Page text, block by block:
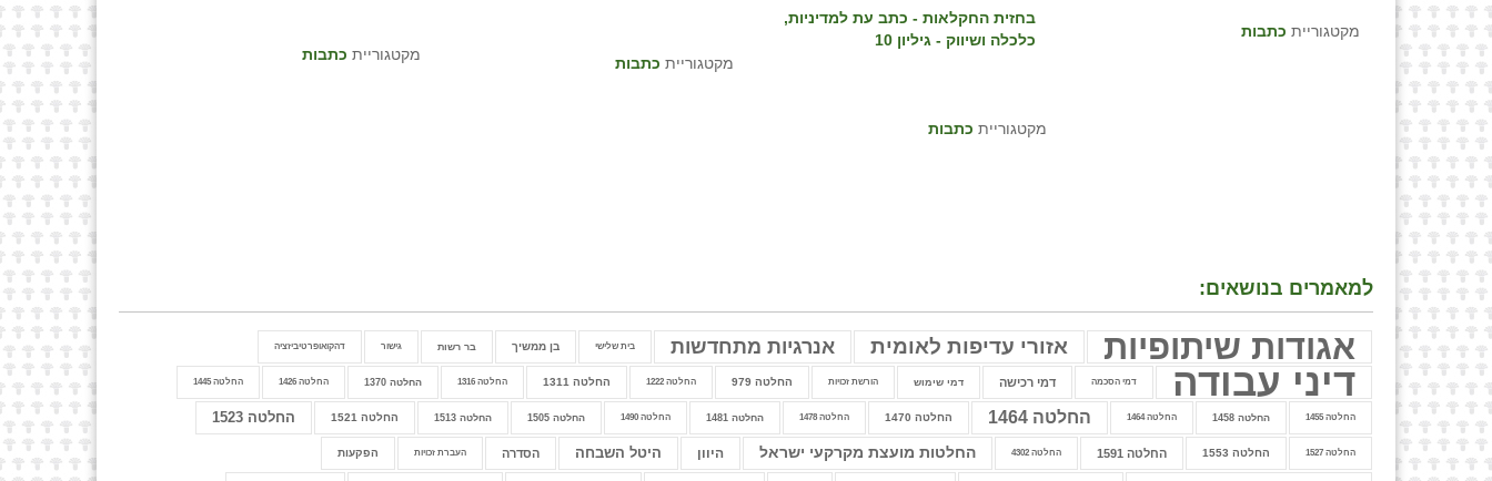
מקטגוריית כתבות מקטגוריית כתבות
בחזית החקלאות - כתב עת למדיניות,
כלכלה ושיווק - גיליון 10
מקטגוריית כתבות
מקטגוריית כתבות
למאמרים בנושאים:
אגודות שיתופיות אזורי עדיפות לאומית אנרגיות מתחדשות בית שלישי בן ממשיך בר רשות גישור דהקואופרטיביזציה
דיני עבודה דמי הסכמה דמי רכישה דמי שימוש הורשת זכויות החלטה 979 החלטה 1222 החלטה 1311 החלטה 1316 החלטה 1370 החלטה 1426 החלטה 1445
החלטה 1455 החלטה 1458 החלטה 1464 החלטה 1464 החלטה 1470 החלטה 1478 החלטה 1481 החלטה 1490 החלטה 1505 החלטה 1513 החלטה 1521 החלטה 1523
החלטה 1527 החלטה 1553 החלטה 1591 החלטה 4302 החלטות מועצת מקרקעי ישראל היוון היטל השבחה הסדרה העברת זכויות הפקעות